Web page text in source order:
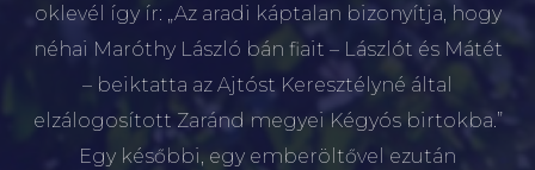
oklevél így ír: „Az aradi káptalan bizonyítja, hogy
néhai Maróthy László bán fiait – Lászlót és Mátét
– beiktatta az Ajtóst Keresztélyné által
elzálogosított Zaránd megyei Kégyós birtokba.”
Egy későbbi, egy emberöltővel ezután